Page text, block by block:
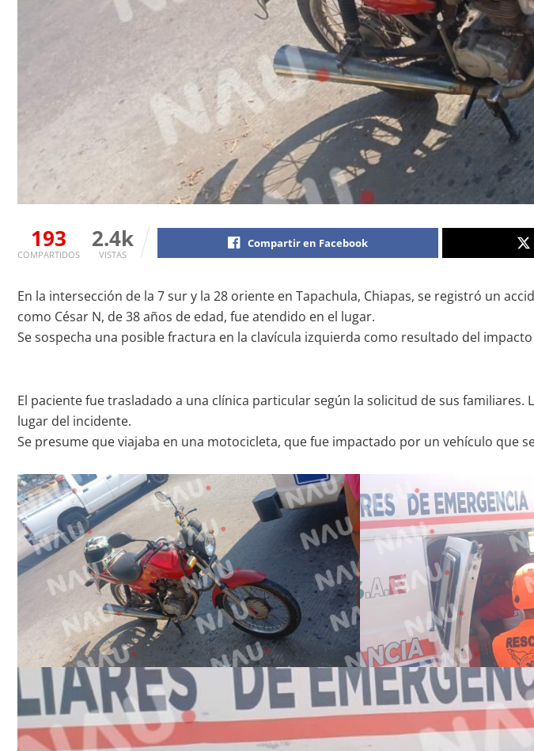
193
COMPARTIDOS
2.4k
VISTAS
Compartir en Facebook
En la intersección de la 7 sur y la 28 oriente en Tapachula, Chiapas, se registró un
como César N, de 38 años de edad, fue atendido en el lugar.
Se sospecha una posible fractura en la clavícula izquierda como resultado del
El paciente fue trasladado a una clínica particular según la solicitud de sus
lugar del incidente.
Se presume que viajaba en una motocicleta, que fue impactado por un vehículo que